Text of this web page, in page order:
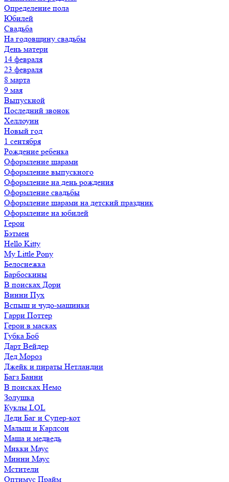
Определение пола
Юбилей
Свадьба
На годовщину свадьбы
День матери
14 февраля
23 февраля
8 марта
9 мая
Выпускной
Последний звонок
Хеллоуин
Новый год
1 сентября
Рождение ребенка
Оформление шарами
Оформление выпускного
Оформление на день рождения
Оформление свадьбы
Оформление шарами на детский праздник
Оформление на юбилей
Герои
Бэтмен
Hello Kitty
My Little Pony
Белоснежка
Барбоскины
В поисках Дори
Винни Пух
Вспыш и чудо-машинки
Гарри Поттер
Герои в масках
Губка Боб
Дарт Вейдер
Дед Мороз
Джейк и пираты Нетландии
Багз Банни
В поисках Немо
Золушка
Куклы LOL
Леди Баг и Супер-кот
Малыш и Карлсон
Маша и медведь
Микки Маус
Минни Маус
Мстители
Оптимус Прайм